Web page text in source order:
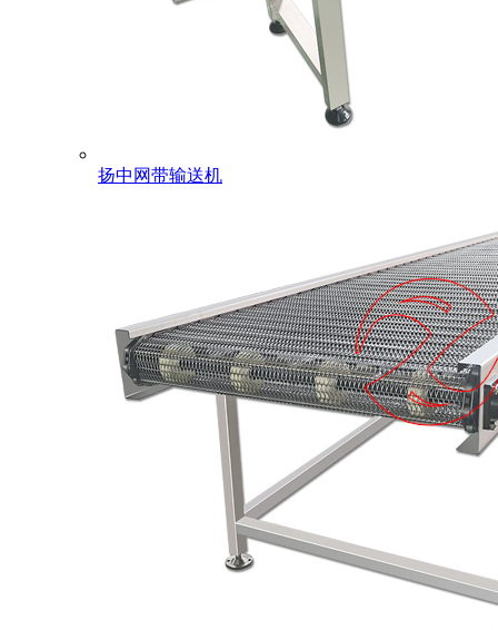
扬中网带输送机